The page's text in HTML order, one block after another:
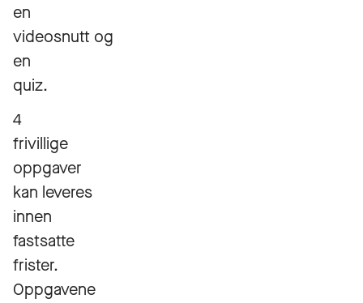
en
videosnutt og
en
quiz.
4
frivillige
oppgaver
kan leveres
innen
fastsatte
frister.
Oppgavene